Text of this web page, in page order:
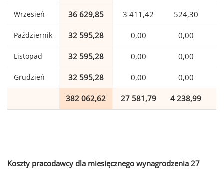
Wrzesień 36 629,85 3 411,42 524,30
Październik 32 595,28 0,00 0,00
Listopad 32 595,28 0,00 0,00
Grudzień 32 595,28 0,00 0,00
382 062,62 27 581,79 4 238,99
Koszty pracodawcy dla miesięcznego wynagrodzenia 27